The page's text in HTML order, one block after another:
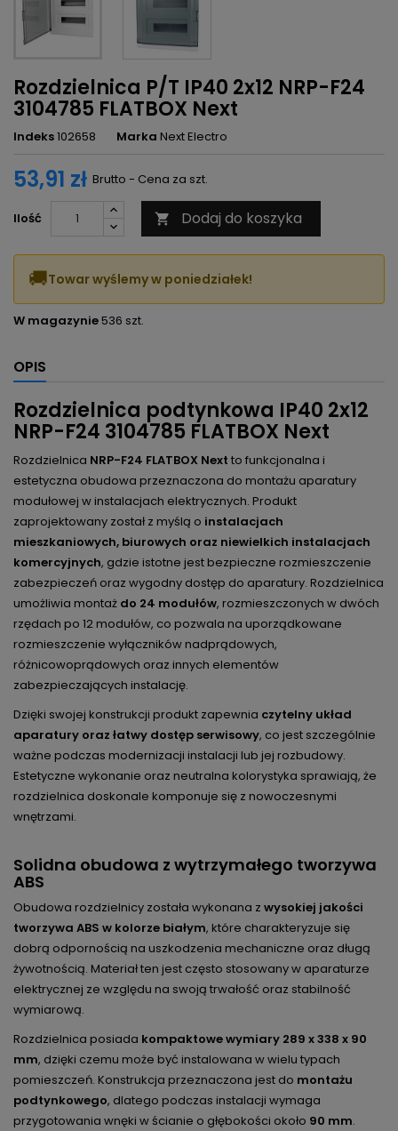
Rozdzielnica P/T IP40 2x12 NRP-F24
3104785 FLATBOX Next
Indeks102658 Marka Next Electro
53,91 zł Brutto - Cena za szt.
Ilość  Dodaj do koszyka
🚚Towar wyślemy w poniedziałek!
W magazynie536 szt.
OPIS
Rozdzielnica podtynkowa IP40 2x12
NRP-F24 3104785 FLATBOX Next
Rozdzielnica NRP-F24 FLATBOX Next to funkcjonalna i
estetyczna obudowa przeznaczona do montażu aparatury
modułowej w instalacjach elektrycznych. Produkt
zaprojektowany został z myślą o instalacjach
mieszkaniowych, biurowych oraz niewielkich instalacjach
komercyjnych, gdzie istotne jest bezpieczne rozmieszczenie
zabezpieczeń oraz wygodny dostęp do aparatury. Rozdzielnica
umożliwia montaż do 24 modułów, rozmieszczonych w dwóch
rzędach po 12 modułów, co pozwala na uporządkowane
rozmieszczenie wyłączników nadprądowych,
różnicowoprądowych oraz innych elementów
zabezpieczających instalację.
Dzięki swojej konstrukcji produkt zapewnia czytelny układ
aparatury oraz łatwy dostęp serwisowy, co jest szczególnie
ważne podczas modernizacji instalacji lub jej rozbudowy.
Estetyczne wykonanie oraz neutralna kolorystyka sprawiają, że
rozdzielnica doskonale komponuje się z nowoczesnymi
wnętrzami.
Solidna obudowa z wytrzymałego tworzywa
ABS
Obudowa rozdzielnicy została wykonana z wysokiej jakości
tworzywa ABS w kolorze białym, które charakteryzuje się
dobrą odpornością na uszkodzenia mechaniczne oraz długą
żywotnością. Materiał ten jest często stosowany w aparaturze
elektrycznej ze względu na swoją trwałość oraz stabilność
wymiarową.
Rozdzielnica posiada kompaktowe wymiary 289 x 338 x 90
mm, dzięki czemu może być instalowana w wielu typach
pomieszczeń. Konstrukcja przeznaczona jest do montażu
podtynkowego, dlatego podczas instalacji wymaga
przygotowania wnęki w ścianie o głębokości około 90 mm.